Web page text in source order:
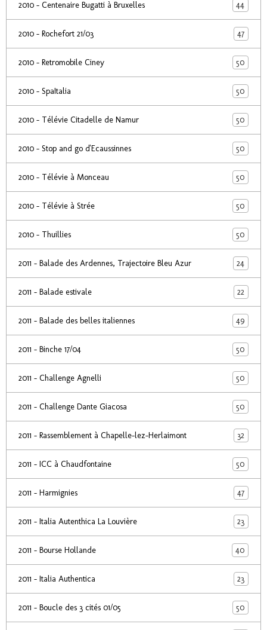
2010 - Centenaire Bugatti à Bruxelles 44
2010 - Rochefort 21/03 47
2010 - Retromobile Ciney 50
2010 - SpaItalia 50
2010 - Télévie Citadelle de Namur 50
2010 - Stop and go d'Ecaussinnes 50
2010 - Télévie à Monceau 50
2010 - Télévie à Strée 50
2010 - Thuillies 50
2011 - Balade des Ardennes, Trajectoire Bleu Azur 24
2011 - Balade estivale 22
2011 - Balade des belles italiennes 49
2011 - Binche 17/04 50
2011 - Challenge Agnelli 50
2011 - Challenge Dante Giacosa 50
2011 - Rassemblement à Chapelle-lez-Herlaimont 32
2011 - ICC à Chaudfontaine 50
2011 - Harmignies 47
2011 - Italia Autenthica La Louvière 23
2011 - Bourse Hollande 40
2011 - Italia Authentica 23
2011 - Boucle des 3 cités 01/05 50